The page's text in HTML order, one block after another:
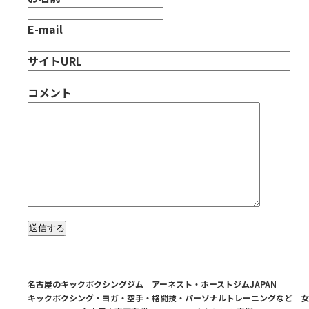
E-mail
サイトURL
コメント
名古屋のキックボクシングジム アーネスト・ホーストジムJAPAN
キックボクシング・ヨガ・空手・格闘技・パーソナルトレーニングなど